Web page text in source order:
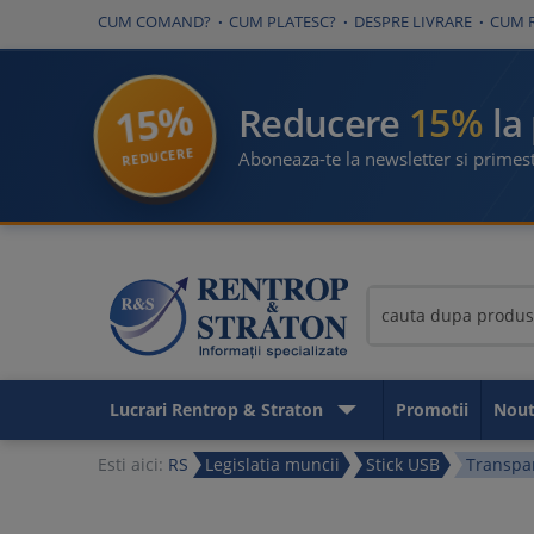
CUM COMAND? CUM PLATESC? DESPRE LIVRARE CUM
15%
REDUCERE
Reducere 15%
Aboneaza-te la newsletter si
Lucrari Rentrop & Straton Promotii
Esti aici: RS Legislatia muncii Stick USB